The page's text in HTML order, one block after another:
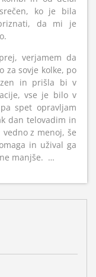
ko je bila
da mi je
verjamem da
za sovje kolke, po
in prišla bi v
vse je bilo v
spet opravljam
dan telovadim in
z menoj, še
in užival ga
manjše. …